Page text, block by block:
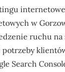
w
ruchu
Search